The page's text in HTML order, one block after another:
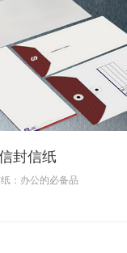
封信纸
：办公的必备品